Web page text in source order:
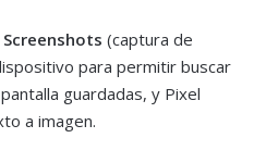
Screenshots (captura de
para permitir buscar
guardadas, y Pixel
a imagen.